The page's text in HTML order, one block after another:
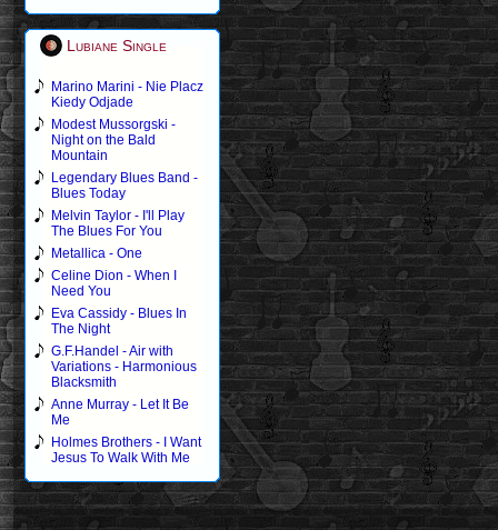
Lubiane Single
Marino Marini - Nie Placz
Kiedy Odjade
Modest Mussorgski -
Night on the Bald
Mountain
Legendary Blues Band -
Blues Today
Melvin Taylor - I'll Play
The Blues For You
Metallica - One
Celine Dion - When I
Need You
Eva Cassidy - Blues In
The Night
G.F.Handel - Air with
Variations - Harmonious
Blacksmith
Anne Murray - Let It Be
Me
Holmes Brothers - I Want
Jesus To Walk With Me